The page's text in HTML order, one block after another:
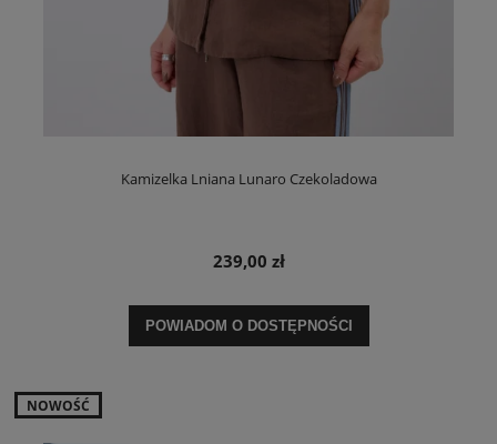
Kamizelka Lniana Lunaro Czekoladowa
239,00 zł
POWIADOM O DOSTĘPNOŚCI
NOWOŚĆ